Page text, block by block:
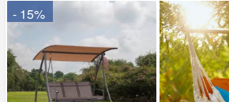
- 15%